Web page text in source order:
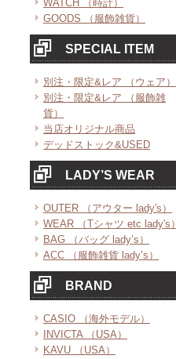
WATCH （時計）
GOODS （服飾雑貨）
SPECIAL ITEM
別注・限定&レア （ウェア）
別注・限定&レア （服飾雑
貨）
当店オリジナル商品
デッドストック&USED
LADY’S WEAR
OUTER （アウター lady's）
WEAR （Tシャツ etc lady's）
BAG （バッグ lady’s）
ACC （服飾雑貨 lady’s）
BRAND
CASIO （海外モデル）
INVICTA （USA）
KAVU （USA）